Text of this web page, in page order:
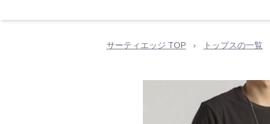
サーティエッジ TOP › トップスの一覧